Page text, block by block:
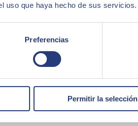
uso que haya hecho de sus servicios.
Preferencias
Permitir la selección